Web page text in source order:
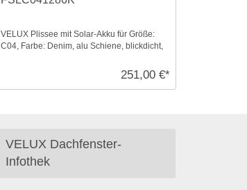
VELUX Plissee mit Solar-Akku für Größe:
C04, Farbe: Denim, alu Schiene, blickdicht,
251,00 €*
VELUX Dachfenster-
Infothek